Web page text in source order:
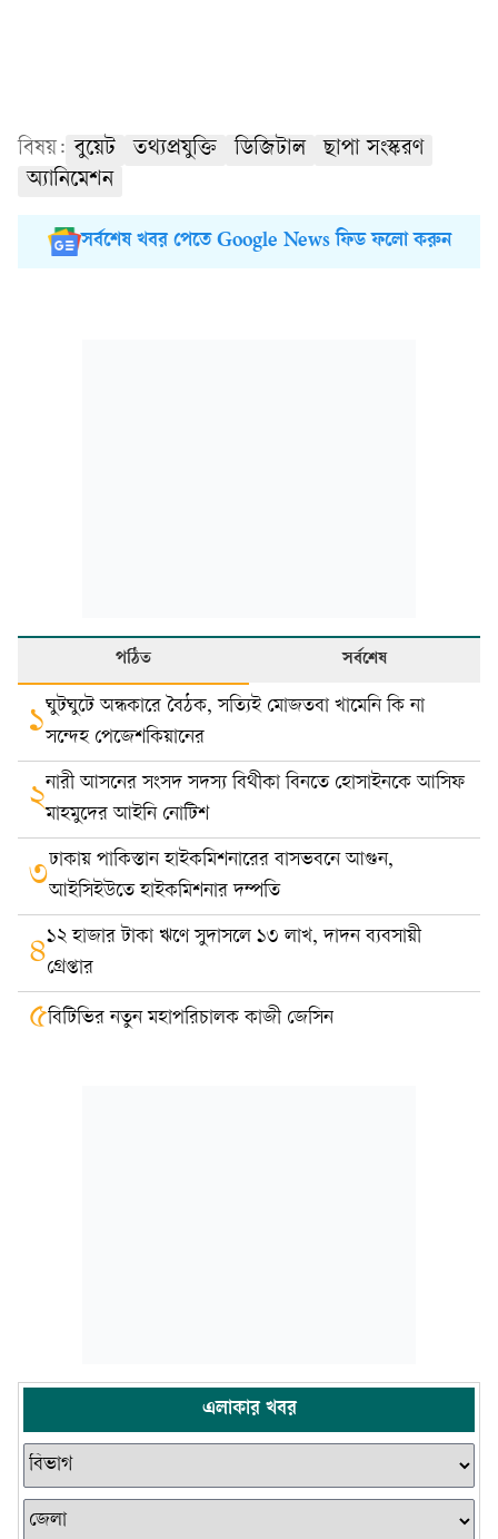
বিষয়: বুয়েট তথ্যপ্রযুক্তি ডিজিটাল
ছাপা সংস্করণ
অ্যানিমেশন
সর্বশেষ খবর পেতে Google News ফিড ফলো করুন
পঠিত সর্বশেষ
১ঘুটঘুটে অন্ধকারে বৈঠক, সত্যিই মোজতবা খামেনি কি না
সন্দেহ পেজেশকিয়ানের
২নারী আসনের সংসদ সদস্য বিথীকা বিনতে হোসাইনকে আসিফ
মাহমুদের আইনি নোটিশ
৩ঢাকায় পাকিস্তান হাইকমিশনারের বাসভবনে আগুন,
আইসিইউতে হাইকমিশনার দম্পতি
৪১২ হাজার টাকা ঋণে সুদাসলে ১৩ লাখ, দাদন ব্যবসায়ী
গ্রেপ্তার
৫বিটিভির নতুন মহাপরিচালক কাজী জেসিন
এলাকার খবর